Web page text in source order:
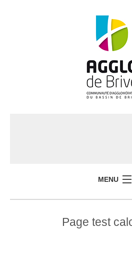
MENU
Page test